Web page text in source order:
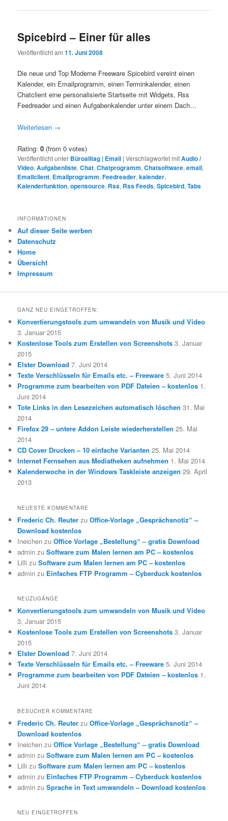
Spicebird – Einer für alles
Veröffentlicht am11. Juni 2008
Die neue und Top Moderne Freeware Spicebird vereint einen
Kalender, ein Emailprogramm, einen Terminkalender, einen
Chatclient eine personalisierte Startseite mit Widgets, Rss
Feedreader und einen Aufgabenkalender unter einem Dach…
Weiterlesen →
Rating:0 (from 0 votes)
Veröffentlicht unter Büroalltag | Email |Verschlagwortet mitAudio /
Video,Aufgabenliste,Chat,Chatprogramm,Chatsoftware,email,
Emailclient, Emailprogramm,Feedreader,kalender,
Kalenderfunktion,opensource, Rss, Rss Feeds,Spicebird,Tabs
INFORMATIONEN
Auf dieser Seite werben
Datenschutz
Home
Übersicht
Impressum
GANZ NEU EINGETROFFEN:
Konvertierungstools zum umwandeln von Musik und Video
3. Januar 2015
Kostenlose Tools zum Erstellen von Screenshots 3. Januar
2015
Elster Download 7. Juni 2014
Texte Verschlüsseln für Emails etc. – Freeware 5. Juni 2014
Programme zum bearbeiten von PDF Dateien – kostenlos 1.
Juni 2014
Tote Links in den Lesezeichen automatisch löschen 31. Mai
2014
Firefox 29 – untere Addon Leiste wiederherstellen 25. Mai
2014
CD Cover Drucken – 10 einfache Varianten 25. Mai 2014
Internet Fernsehen aus Mediatheken aufnehmen 1. Mai 2014
Kalenderwoche in der Windows Taskleiste anzeigen 29. April
2013
NEUESTE KOMMENTARE
Frederic Ch. Reuter zuOffice-Vorlage „Gesprächsnotiz“ –
Download kostenlos
Ineichen zuOffice Vorlage „Bestellung“ – gratis Download
admin zuSoftware zum Malen lernen am PC – kostenlos
Lilli zuSoftware zum Malen lernen am PC – kostenlos
admin zu Einfaches FTP Programm – Cyberduck kostenlos
NEUZUGÄNGE
Konvertierungstools zum umwandeln von Musik und Video
3. Januar 2015
Kostenlose Tools zum Erstellen von Screenshots 3. Januar
2015
Elster Download 7. Juni 2014
Texte Verschlüsseln für Emails etc. – Freeware 5. Juni 2014
Programme zum bearbeiten von PDF Dateien – kostenlos 1.
Juni 2014
BESUCHER KOMMENTARE
Frederic Ch. Reuter zuOffice-Vorlage „Gesprächsnotiz“ –
Download kostenlos
Ineichen zuOffice Vorlage „Bestellung“ – gratis Download
admin zuSoftware zum Malen lernen am PC – kostenlos
Lilli zuSoftware zum Malen lernen am PC – kostenlos
admin zu Einfaches FTP Programm – Cyberduck kostenlos
admin zuSprache in Text umwandeln – Download kostenlos
NEU EINGETROFFEN